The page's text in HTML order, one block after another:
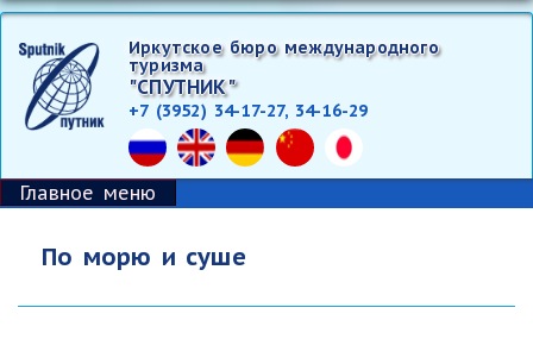
основному
содержанию
Иркутское бюро международного
туризма
"СПУТНИК"
+7 (3952) 34-17-27, 34-16-29
Главное меню
По морю и суше